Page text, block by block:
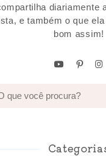
diariamente
e também o que
bom assim!